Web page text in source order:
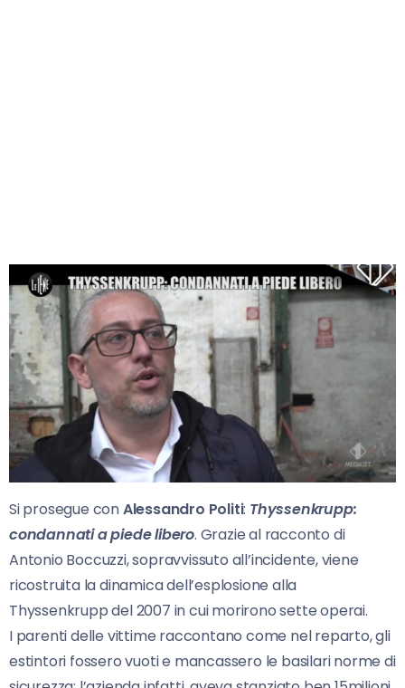
Si prosegue conAlessandro Politi: Thyssenkrupp:
condannati a piede libero. Grazie al racconto di
Antonio Boccuzzi, sopravvissuto all’incidente, viene
ricostruita la dinamica dell’esplosione alla
Thyssenkrupp del 2007 in cui morirono sette operai.
I parenti delle vittime raccontano come nel reparto, gli
estintori fossero vuoti e mancassero le basilari norme di